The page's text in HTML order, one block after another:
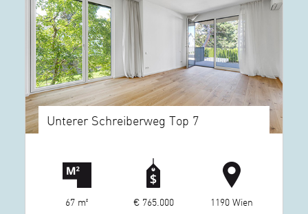
Unterer Schreiberweg Top 7
67 m² € 765.000 1190 Wien